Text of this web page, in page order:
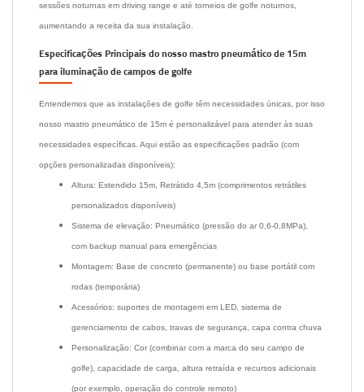
sessões noturnas em driving range e até torneios de golfe noturnos,
aumentando a receita da sua instalação.
Especificações Principais do nosso mastro pneumático de 15m
para iluminação de campos de golfe
Entendemos que as instalações de golfe têm necessidades únicas, por isso
nosso mastro pneumático de 15m é personalizável para atender às suas
necessidades específicas. Aqui estão as especificações padrão (com
opções personalizadas disponíveis):
Altura: Estendido 15m, Retrátido 4,5m (comprimentos retrátiles
personalizados disponíveis)
Sistema de elevação: Pneumático (pressão do ar 0,6-0,8MPa),
com backup manual para emergências
Montagem: Base de concreto (permanente) ou base portátil com
rodas (temporária)
Acessórios: suportes de montagem em LED, sistema de
gerenciamento de cabos, travas de segurança, capa contra chuva
Personalização: Cor (combinar com a marca do seu campo de
golfe), capacidade de carga, altura retraída e recursos adicionais
(por exemplo, operação do controle remoto)